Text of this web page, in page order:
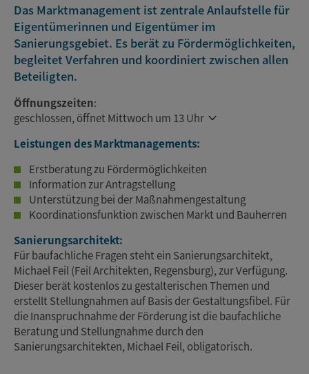
Das Marktmanagement ist zentrale Anlaufstelle für
Eigentümerinnen und Eigentümer im
Sanierungsgebiet. Es berät zu Fördermöglichkeiten,
begleitet Verfahren und koordiniert zwischen allen
Beteiligten.
Öffnungszeiten:
geschlossen, öffnet Mittwoch um 13 Uhr
Leistungen des Marktmanagements:
Erstberatung zu Fördermöglichkeiten
Information zur Antragstellung
Unterstützung bei der Maßnahmengestaltung
Koordinationsfunktion zwischen Markt und Bauherren
Sanierungsarchitekt:
Für baufachliche Fragen steht ein Sanierungsarchitekt,
Michael Feil (Feil Architekten, Regensburg), zur Verfügung.
Dieser berät kostenlos zu gestalterischen Themen und
erstellt Stellungnahmen auf Basis der Gestaltungsfibel. Für
die Inanspruchnahme der Förderung ist die baufachliche
Beratung und Stellungnahme durch den
Sanierungsarchitekten, Michael Feil, obligatorisch.